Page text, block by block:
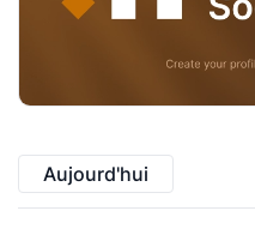
Aujourd'hui